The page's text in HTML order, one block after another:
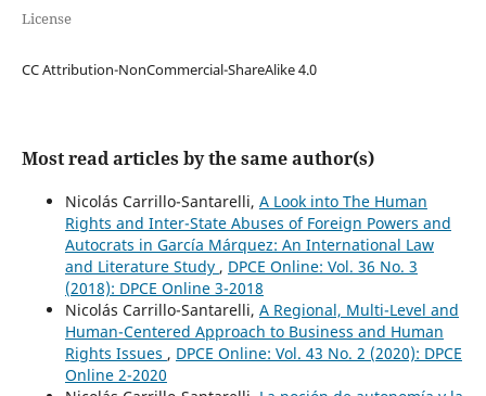
License
CC Attribution-NonCommercial-ShareAlike 4.0
Most read articles by the same author(s)
Nicolás Carrillo-Santarelli, A Look into The Human
Rights and Inter-State Abuses of Foreign Powers and
Autocrats in García Márquez: An International Law
and Literature Study , DPCE Online: Vol. 36 No. 3
(2018): DPCE Online 3-2018
Nicolás Carrillo-Santarelli, A Regional, Multi-Level and
Human-Centered Approach to Business and Human
Rights Issues , DPCE Online: Vol. 43 No. 2 (2020): DPCE
Online 2-2020